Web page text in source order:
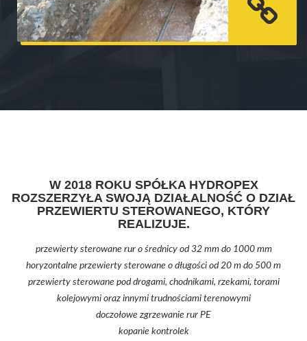
W 2018 ROKU SPÓŁKA HYDROPEX
ROZSZERZYŁA SWOJĄ DZIAŁALNOŚĆ O DZIAŁ
PRZEWIERTU STEROWANEGO, KTÓRY
REALIZUJE.
przewierty sterowane rur o średnicy od 32 mm do 1000 mm
horyzontalne przewierty sterowane o długości od 20 m do 500 m
przewierty sterowane pod drogami, chodnikami, rzekami, torami
kolejowymi oraz innymi trudnościami terenowymi
doczołowe zgrzewanie rur PE
kopanie kontrolek